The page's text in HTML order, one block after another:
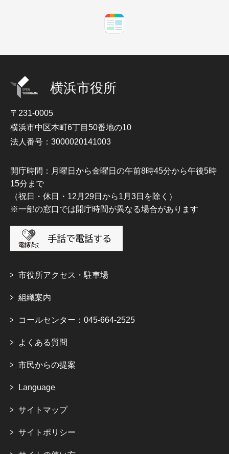
横浜市役所
〒231-0005
横浜市中区本町6丁目50番地の10
法人番号：3000020141003
開庁時間：月曜日から金曜日の午前8時45分から午後5時
15分まで
（祝日・休日・12月29日から1月3日を除く）
※一部の窓口では開庁時間が異なる場合があります
市役所アクセス・駐車場
組織案内
コールセンター：045-664-2525
よくある質問
市民からの提案
Language
サイトマップ
サイトポリシー